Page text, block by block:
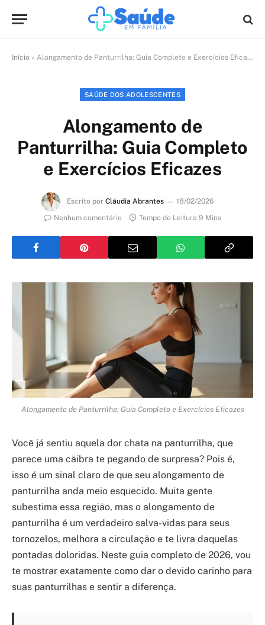
Início » Alongamento de Panturrilha: Guia Completo e Exercícios Eficazes
SAÚDE DOS ADOLESCENTES
Alongamento de
Panturrilha: Guia Completo
e Exercícios Eficazes
Escrito por Cláudia Abrantes
18/02/2026
Nenhum comentário
Tempo de Leitura 9 Mins
Alongamento de Panturrilha: Guia Completo e Exercícios Eficazes
Você já sentiu aquela dor chata na panturrilha, que
parece uma cãibra te pegando de surpresa? Pois é,
isso é um sinal claro de que seu alongamento de
panturrilha anda meio esquecido. Muita gente
subestima essa região, mas o alongamento de
panturrilha é um verdadeiro salva-vidas para seus
tornozelos, melhora a circulação e te livra daquelas
pontadas doloridas. Neste guia completo de 2026, vou
te mostrar exatamente como dar o devido carinho para
suas panturrilhas e sentir a diferença.